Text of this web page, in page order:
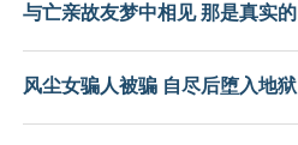
与亡亲故友梦中相见 那是真实的
风尘女骗人被骗 自尽后堕入地狱